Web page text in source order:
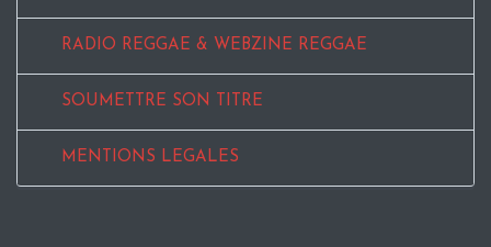
RADIO REGGAE & WEBZINE REGGAE
SOUMETTRE SON TITRE
MENTIONS LEGALES